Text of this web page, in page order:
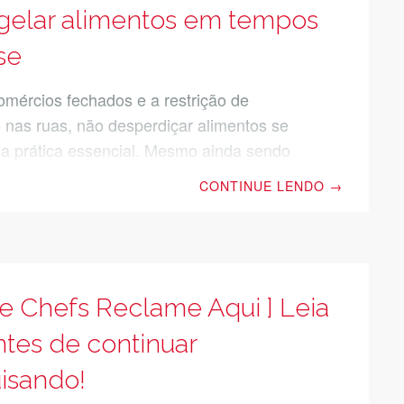
alimentos em tempos
fechados e a restrição de
ruas, não desperdiçar alimentos se
prática essencial. Mesmo ainda sendo
aos supermercados, a ideia é que você
os alimentos que compra. Quanto
carne pode ficar na geladeira? Qual é a
de congelar marmitas? Quanto tempo
CONTINUE LENDO →
Chefs Reclame Aqui ] Leia
de continuar